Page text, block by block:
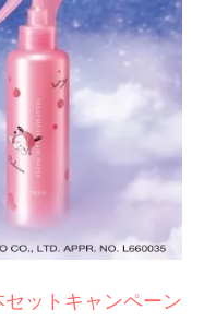
ットキャンペーン